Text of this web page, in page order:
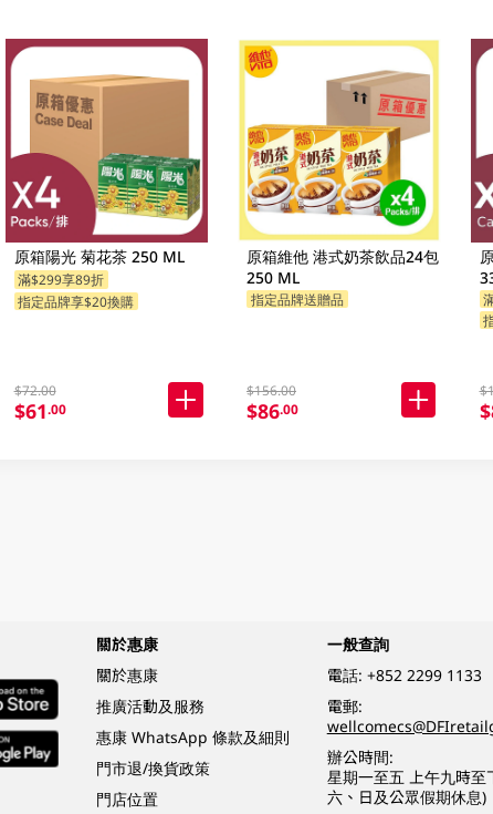
原箱陽光 菊花茶 250 ML
滿$299享89折
指定品牌享$20換購
$72.00
$61.00
原箱維他 港式奶茶飲品24包
250 ML
指定品牌送贈品
$156.00
$86.00
關於惠康
關於惠康
推廣活動及服務
惠康 WhatsApp 條款及細則
門市退/換貨政策
門店位置
一般查詢
電話: +852 2299 1133
電郵:
辦公時間:
星期一至五 上午九時至
六、日及公眾假期休息)